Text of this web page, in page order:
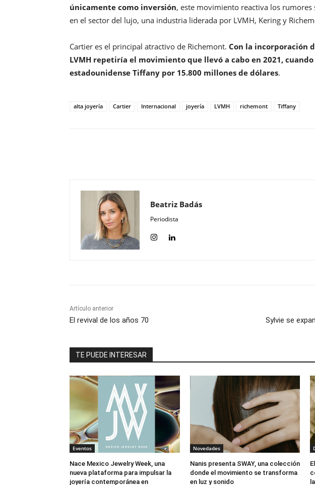
únicamente como inversión, este movimiento reactiva los
en el sector del lujo, una industria liderada por LVMH, Kering y
Cartier es el principal atractivo de Richemont. Con la incorporación
LVMH repetiría el movimiento que llevó a cabo en 2021, cuando
estadounidense Tiffany por 15.800 millones de dólares.
alta joyería Cartier Internacional joyería LVMH richemont Tiffany
Beatriz Badás
Periodista
Artículo anterior
El revival de los años 70 Sylvie se
TE PUEDE INTERESAR
Eventos
Nace Mexico Jewelry Week, una
nueva plataforma para impulsar la
joyería contemporánea en
Novedades
Nanis presenta SWAY, una colección
donde el movimiento se transforma
en luz y sonido